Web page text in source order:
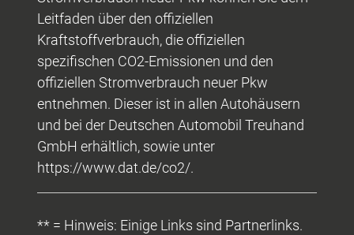
Leitfaden über den offiziellen
Kraftstoffverbrauch, die offiziellen
spezifischen CO2-Emissionen und den
offiziellen Stromverbrauch neuer Pkw
entnehmen. Dieser ist in allen Autohäusern
und bei der Deutschen Automobil Treuhand
GmbH erhältlich, sowie unter
https://www.dat.de/co2/.
** = Hinweis: Einige Links sind Partnerlinks.